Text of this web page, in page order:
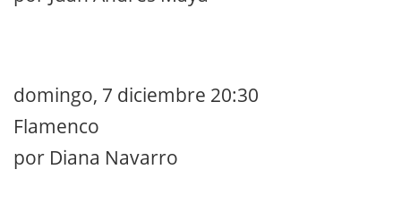
domingo, 7 diciembre 20:30
Flamenco
por Diana Navarro